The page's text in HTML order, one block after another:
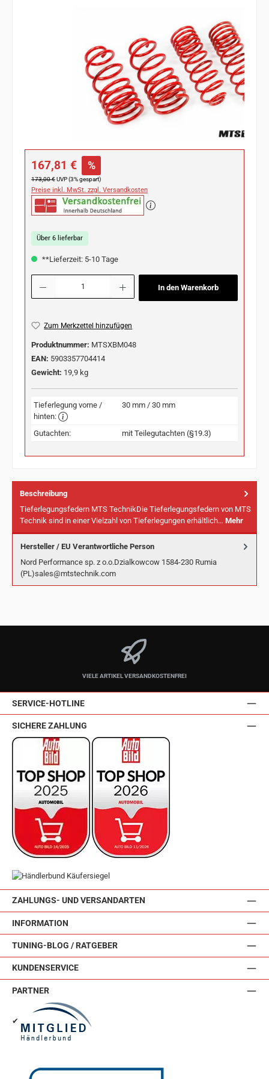
Verkaufspreis:
167,81 € %
Regulärer Preis:
173,00 €UVP (3% gespart)
Preise inkl. MwSt. zzgl. Versandkosten
Über 6 lieferbar
**Lieferzeit: 5-10 Tage
Produkt Anzahl: Gib den gewünschten Wert ein oder benutze die Schaltflächen
In den Warenkorb
Zum Merkzettel hinzufügen
Produktnummer: MTSXBM048
EAN: 5903357704414
Gewicht: 19,9 kg
Tieferlegung vorne /
hinten:
30 mm / 30 mm
Gutachten: mit Teilegutachten (§19.3)
Beschreibung
Tieferlegungsfedern MTS TechnikDie Tieferlegungsfedern von MTS
Technik sind in einer Vielzahl von Tieferlegungen erhältlich… Mehr
Hersteller / EU Verantwortliche Person
Nord Performance sp. z o.o.Dzialkowcow 1584-230 Rumia
(PL)sales@mtstechnik.com
VIELE ARTIKEL VERSANDKOSTENFREI
SERVICE-HOTLINE
ZAHLUNGS- UND VERSANDARTEN
INFORMATION
TUNING-BLOG / RATGEBER
KUNDENSERVICE
SICHERE ZAHLUNG
PARTNER
✔